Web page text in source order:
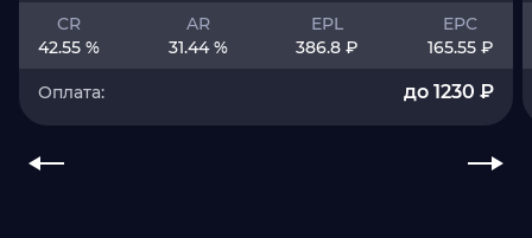
CR
42.55 %
AR
31.44 %
EPL
386.8 ₽
EPC
165.55 ₽
Оплата: до 1230 ₽